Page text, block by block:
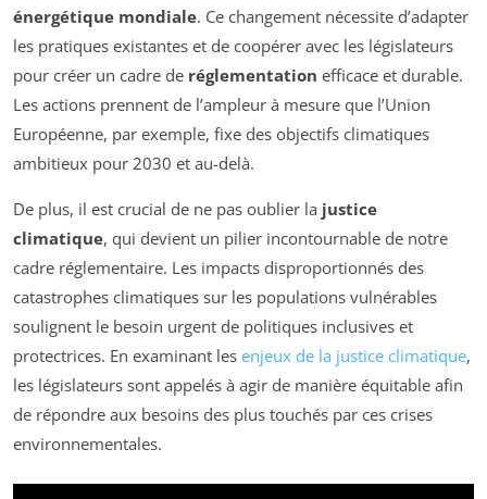
énergétique mondiale. Ce changement nécessite d’adapter
les pratiques existantes et de coopérer avec les législateurs
pour créer un cadre de réglementation efficace et durable.
Les actions prennent de l’ampleur à mesure que l’Union
Européenne, par exemple, fixe des objectifs climatiques
ambitieux pour 2030 et au-delà.
De plus, il est crucial de ne pas oublier la justice
climatique, qui devient un pilier incontournable de notre
cadre réglementaire. Les impacts disproportionnés des
catastrophes climatiques sur les populations vulnérables
soulignent le besoin urgent de politiques inclusives et
protectrices. En examinant les enjeux de la justice climatique,
les législateurs sont appelés à agir de manière équitable afin
de répondre aux besoins des plus touchés par ces crises
environnementales.